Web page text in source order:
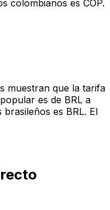
colombianos es COP.
muestran que la tarifa
es de BRL a
brasileños es BRL. El